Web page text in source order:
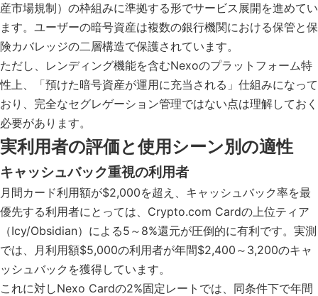
産市場規制）の枠組みに準拠する形でサービス展開を進めてい
ます。ユーザーの暗号資産は複数の銀行機関における保管と保
険カバレッジの二層構造で保護されています。
ただし、レンディング機能を含むNexoのプラットフォーム特
性上、「預けた暗号資産が運用に充当される」仕組みになって
おり、完全なセグレゲーション管理ではない点は理解しておく
必要があります。
実利用者の評価と使用シーン別の適性
キャッシュバック重視の利用者
月間カード利用額が$2,000を超え、キャッシュバック率を最
優先する利用者にとっては、Crypto.com Cardの上位ティア
（Icy/Obsidian）による5～8%還元が圧倒的に有利です。実測
では、月利用額$5,000の利用者が年間$2,400～3,200のキャ
ッシュバックを獲得しています。
これに対しNexo Cardの2%固定レートでは、同条件下で年間